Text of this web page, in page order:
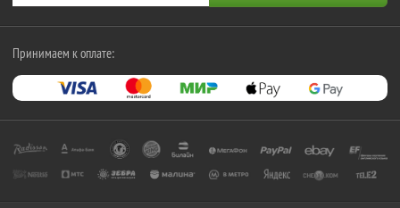
Принимаем к оплате: